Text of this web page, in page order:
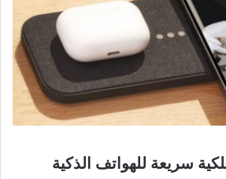
سريعة للهواتف الذكية